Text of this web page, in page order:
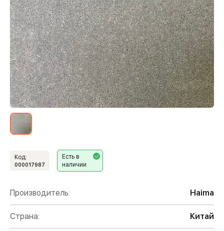
Код:
000017987
Есть в
наличии
Производитель: Haima
Страна: Китай